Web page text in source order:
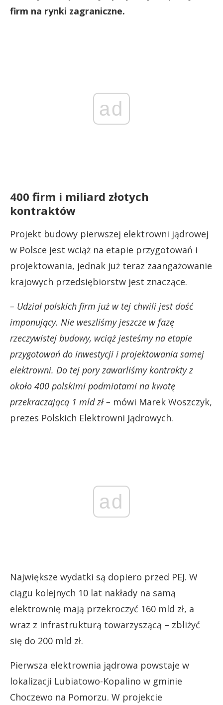
firm na rynki zagraniczne.
ad
400 firm i miliard złotych
kontraktów
Projekt budowy pierwszej elektrowni jądrowej
w Polsce jest wciąż na etapie przygotowań i
projektowania, jednak już teraz zaangażowanie
krajowych przedsiębiorstw jest znaczące.
– Udział polskich firm już w tej chwili jest dość
imponujący. Nie weszliśmy jeszcze w fazę
rzeczywistej budowy, wciąż jesteśmy na etapie
przygotowań do inwestycji i projektowania samej
elektrowni. Do tej pory zawarliśmy kontrakty z
około 400 polskimi podmiotami na kwotę
przekraczającą 1 mld zł – mówi Marek Woszczyk,
prezes Polskich Elektrowni Jądrowych.
ad
Największe wydatki są dopiero przed PEJ. W
ciągu kolejnych 10 lat nakłady na samą
elektrownię mają przekroczyć 160 mld zł, a
wraz z infrastrukturą towarzyszącą – zbliżyć
się do 200 mld zł.
Pierwsza elektrownia jądrowa powstaje w
lokalizacji Lubiatowo-Kopalino w gminie
Choczewo na Pomorzu. W projekcie